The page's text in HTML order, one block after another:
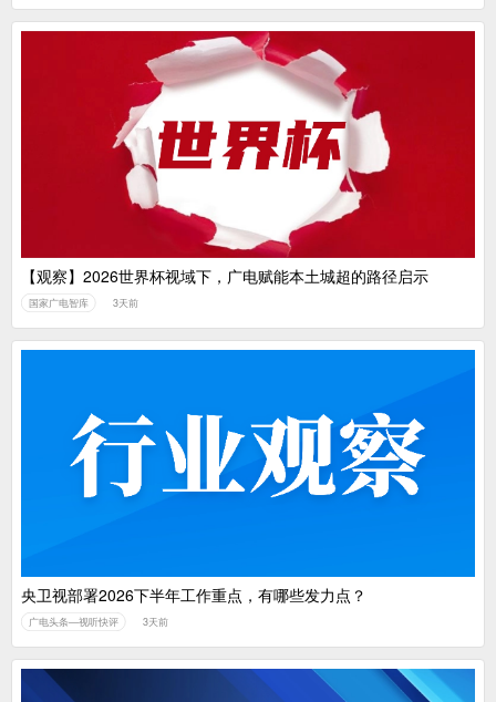
【观察】2026世界杯视域下，广电赋能本土城超的路径启示
国家广电智库 3天前
央卫视部署2026下半年工作重点，有哪些发力点？
广电头条—视听快评 3天前